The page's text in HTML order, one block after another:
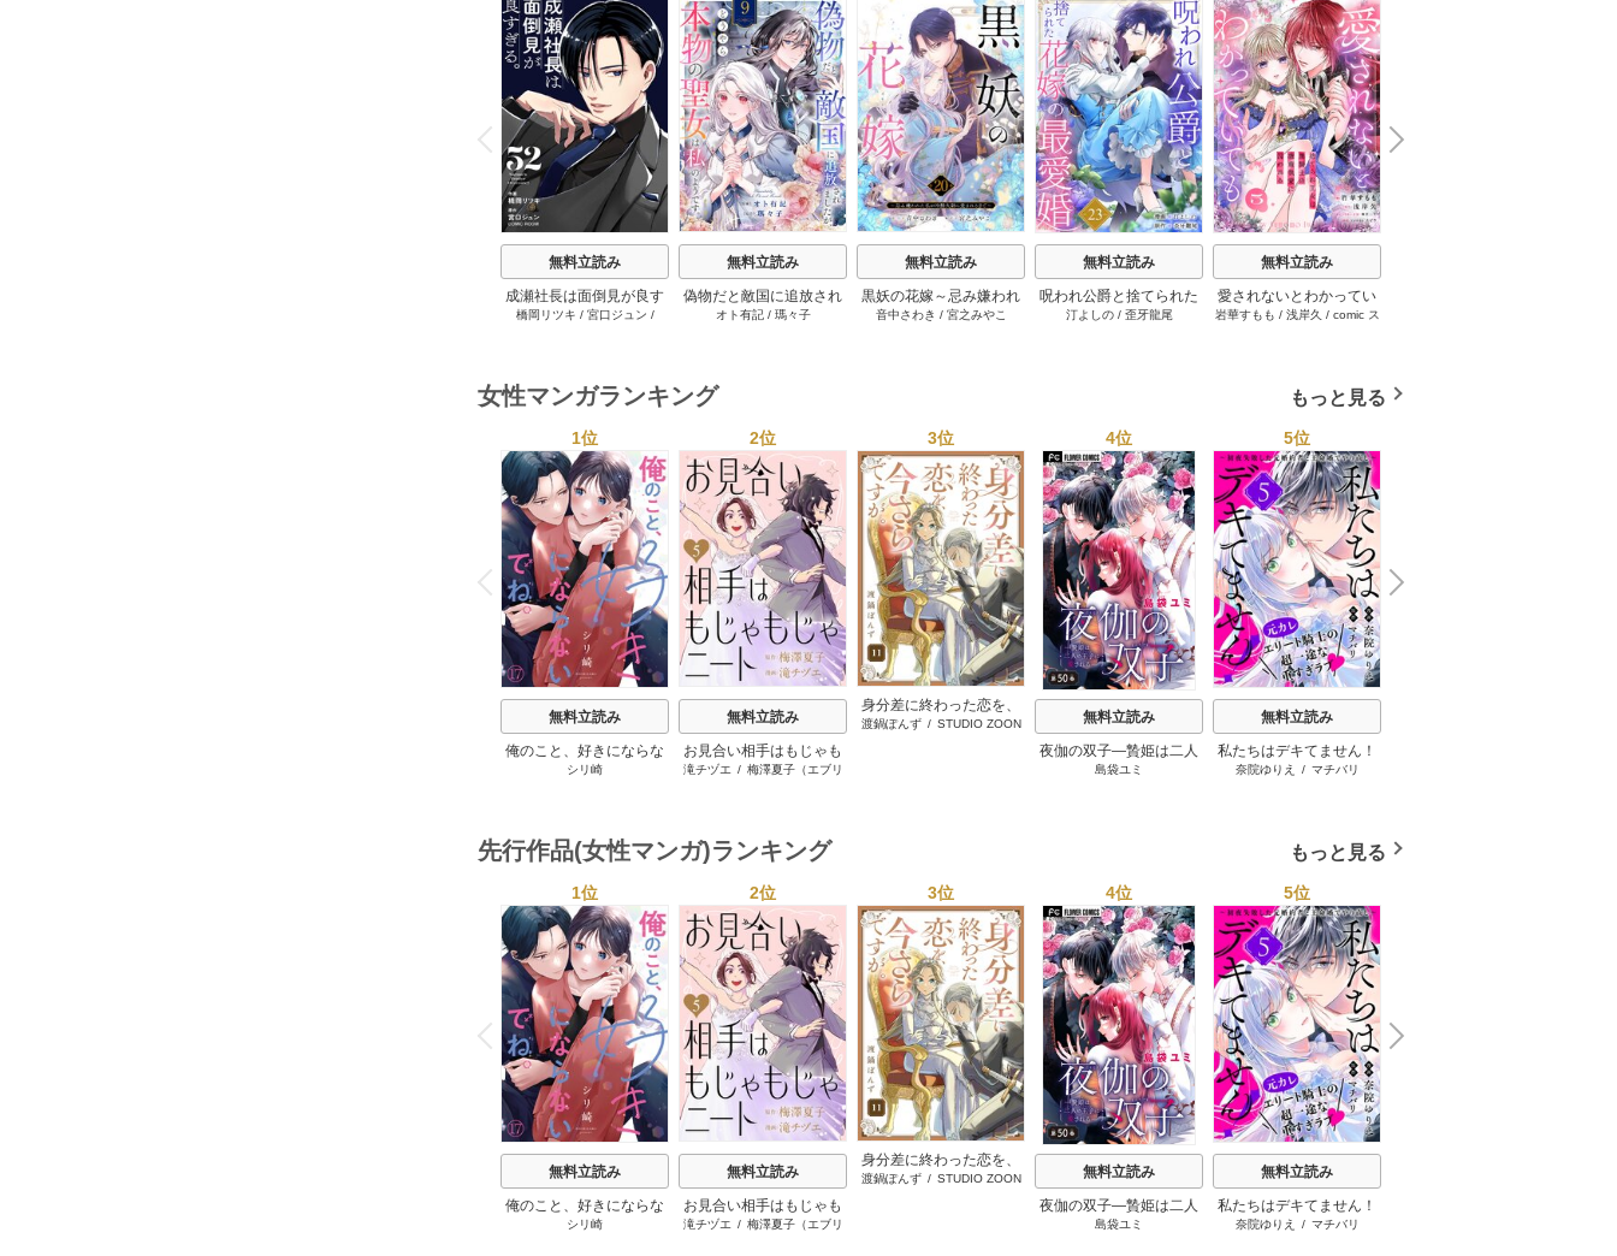
P
r
e
v
i
o
u
s
無料立読み
成瀬社長は面倒見が良す
ぎる。【単話版】 52巻
橋岡リツキ / 宮口ジュン /
無料立読み
偽物だと敵国に追放され
ましたが、どうやら本物
オト有記/ 瑪々子
無料立読み
黒妖の花嫁～忌み嫌われ
た私が冷酷大尉に愛され
音中さわき / 宮之みやこ
無料立読み
呪われ公爵と捨てられた
花嫁の最愛婚 23巻
汀よしの/ 歪牙龍尾
無料立読み
愛されないとわかってい
ても～捨てられ王女は黒
岩華すもも / 浅岸久 / comic ス
N
e
x
t
女性マンガランキング もっと見る
P
r
e
v
i
o
u
s
1位
無料立読み
俺のこと、好きにならな
いでね。
シリ崎
2位
無料立読み
お見合い相手はもじゃも
じゃニート
滝チヅエ / 梅澤夏子（エブリ
3位
身分差に終わった恋を、
今さらですが。
渡鍋ぽんず/ STUDIO ZOON
4位
無料立読み
夜伽の双子―贄姫は二人
の王子に愛される―【マ
島袋ユミ
5位
無料立読み
私たちはデキてません！
～初夜失敗した元婚約者
奈院ゆりえ / マチバリ
N
e
x
t
先行作品(女性マンガ)ランキング もっと見る
P
r
e
v
i
o
u
s
1位
無料立読み
俺のこと、好きにならな
いでね。
シリ崎
2位
無料立読み
お見合い相手はもじゃも
じゃニート
滝チヅエ / 梅澤夏子（エブリ
3位
身分差に終わった恋を、
今さらですが。
渡鍋ぽんず/ STUDIO ZOON
4位
無料立読み
夜伽の双子―贄姫は二人
の王子に愛される―【マ
島袋ユミ
5位
無料立読み
私たちはデキてません！
～初夜失敗した元婚約者
奈院ゆりえ / マチバリ
N
e
x
t